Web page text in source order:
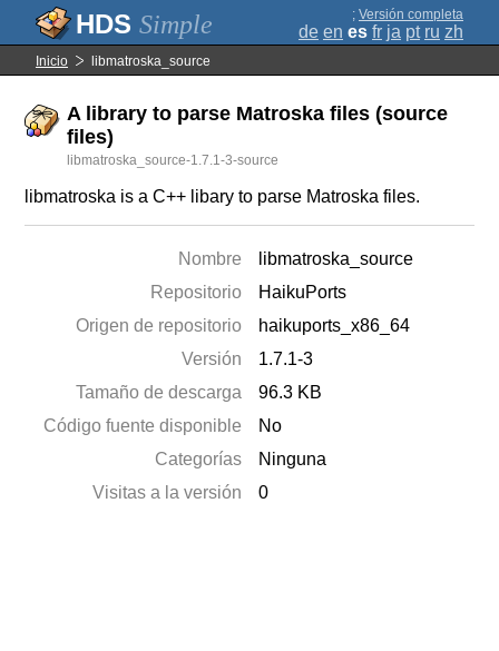
Simple ; Versión completa
de en es fr ja pt ru zh
Inicio libmatroska_source
A library to parse Matroska files (source
files)
libmatroska_source-1.7.1-3-source
libmatroska is a C++ libary to parse Matroska files.
Nombre
libmatroska_source
Repositorio
HaikuPorts
Origen de repositorio
haikuports_x86_64
Versión
1.7.1-3
Tamaño de descarga
96.3 KB
Código fuente disponible
No
Categorías
Ninguna
Visitas a la versión
0